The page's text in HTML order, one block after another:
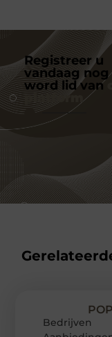
Registreer u
vandaag nog
word lid van
platform
Bedrijven